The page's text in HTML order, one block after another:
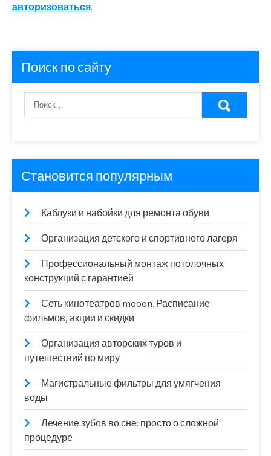
авторизоваться.
Поиск по сайту
Становится популярным
Каблуки и набойки для ремонта обуви
Организация детского и спортивного лагеря
Профессиональный монтаж потолочных
конструкций с гарантией
Сеть кинотеатров mooon. Расписание
фильмов, акции и скидки
Организация авторских туров и
путешествий по миру
Магистральные фильтры для умягчения
воды
Лечение зубов во сне: просто о сложной
процедуре